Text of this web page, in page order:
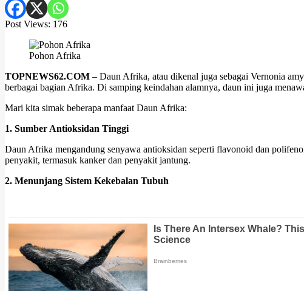
Post Views: 176
Pohon Afrika
TOPNEWS62.COM – Daun Afrika, atau dikenal juga sebagai Vernonia
berbagai bagian Afrika. Di samping keindahan alamnya, daun ini juga
Mari kita simak beberapa manfaat Daun Afrika:
1. Sumber Antioksidan Tinggi
Daun Afrika mengandung senyawa antioksidan seperti flavonoid dan
penyakit, termasuk kanker dan penyakit jantung.
2. Menunjang Sistem Kekebalan Tubuh